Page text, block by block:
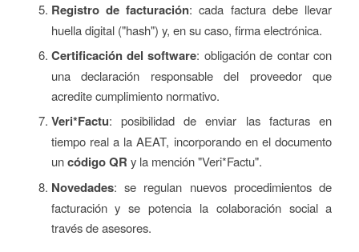
Registro de facturación: cada factura debe llevar
huella digital ("hash") y, en su caso, firma electrónica.
Certificación del software: obligación de contar con
una declaración responsable del proveedor que
acredite cumplimiento normativo.
Veri*Factu: posibilidad de enviar las facturas en
tiempo real a la AEAT, incorporando en el documento
uncódigo QR y la mención "Veri*Factu".
Novedades: se regulan nuevos procedimientos de
facturación y se potencia la colaboración social a
través de asesores.